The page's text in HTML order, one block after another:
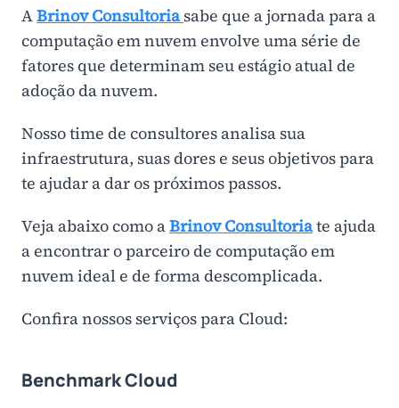
ABrinov Consultoriasabe que a jornada para a
computação em nuvem envolve uma série de
fatores que determinam seu estágio atual de
adoção da nuvem.
Nosso time de consultores analisa sua
infraestrutura, suas dores e seus objetivos para
te ajudar a dar os próximos passos.
Veja abaixo como aBrinov Consultoriate ajuda
a encontrar o parceiro de computação em
nuvem ideal e de forma descomplicada.
Confira nossos serviços para Cloud:
Benchmark Cloud